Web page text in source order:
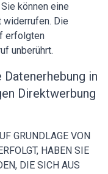
können eine
Die
erfolgten
unberührt.
in
Direktwerbung
GRUNDLAGE VON
HABEN SIE
DIE SICH AUS